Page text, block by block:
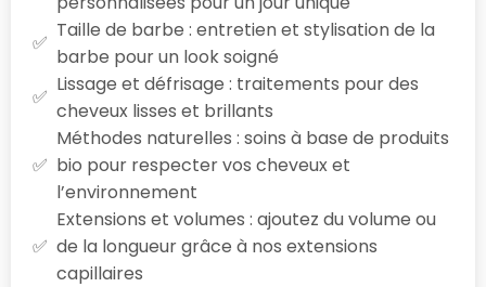
Taille de barbe : entretien et stylisation de la
barbe pour un look soigné
Lissage et défrisage : traitements pour des
cheveux lisses et brillants
Méthodes naturelles : soins à base de produits
bio pour respecter vos cheveux et
l’environnement
Extensions et volumes : ajoutez du volume ou
de la longueur grâce à nos extensions
capillaires